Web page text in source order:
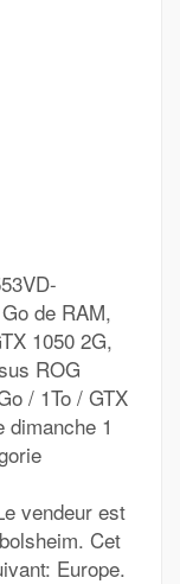
de RAM,
1050 2G,
ROG
/ 1To / GTX
dimanche 1
vendeur est
Cet
Europe.